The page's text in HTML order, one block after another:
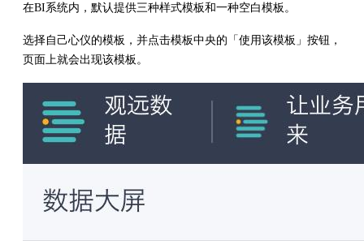
在BI系统内，默认提供三种样式模板和一种空白模板。
选择自己心仪的模板，并点击模板中央的「使用该模板」按钮，
页面上就会出现该模板。